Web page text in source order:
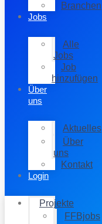
Branchen
Jobs
Alle
Jobs
Job
hinzufügen
Über
uns
Aktuelles
Über
uns
Kontakt
Login
Projekte
FFBjobs